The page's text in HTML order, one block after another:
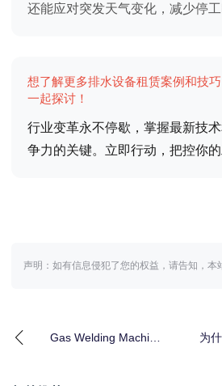
还能应对突发天气变化，减少停工
想了解更多排水设备租赁案例和技
一起探讨！
行业变革永不停歇，掌握最新技
争力的关键。立即行动，把控你的
声明：如有信息侵犯了您的权益，请告知，本
Gas Welding Machine
为